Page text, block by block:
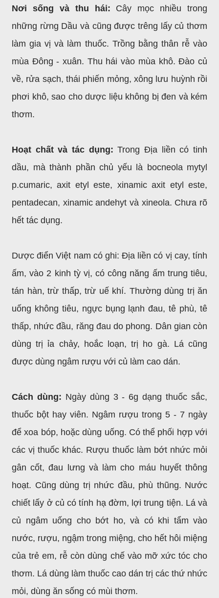
Nơi sống và thu hái: Cây mọc nhiều trong
những rừng Dầu và cũng được trêng lấy củ thơm
làm gia vị và làm thuốc. Trồng bằng thân rễ vào
mùa Đông - xuân. Thu hái vào mùa khô. Đào củ
về, rửa sạch, thái phiến mỏng, xông lưu huỳnh rồi
phơi khô, sao cho dược liệu không bị đen và kém
thơm.
Hoạt chất và tác dụng: Trong Địa liền có tinh
dầu, mà thành phần chủ yếu là bocneola mytyl
p.cumaric, axit etyl este, xinamic axit etyl este,
pentadecan, xinamic andehyt và xineola. Chưa rõ
hết tác dụng.
Dược điển Việt nam có ghi: Địa liền có vị cay, tính
ấm, vào 2 kinh tỳ vị, có công năng ấm trung tiêu,
tán hàn, trừ thấp, trừ uế khí. Thường dùng trị ăn
uống không tiêu, ngực bụng lạnh đau, tê phù, tê
thấp, nhức đầu, răng đau do phong. Dân gian còn
dùng trị ỉa chảy, hoắc loạn, trị ho gà. Lá cũng
được dùng ngâm rượu với củ làm cao dán.
Cách dùng: Ngày dùng 3 - 6g dạng thuốc sắc,
thuốc bột hay viên. Ngâm rượu trong 5 - 7 ngày
để xoa bóp, hoặc dùng uống. Có thể phối hợp với
các vị thuốc khác. Rượu thuốc làm bớt nhức mỏi
gân cốt, đau lưng và làm cho máu huyết thông
hoạt. Cũng dùng trị nhức đầu, phù thũng. Nước
chiết lấy ở củ có tính hạ đờm, lợi trung tiện. Lá và
củ ngâm uống cho bớt ho, và có khi tẩm vào
nước, rượu, ngậm trong miệng, cho hết hôi miệng
của trẻ em, rễ còn dùng chế vào mỡ xức tóc cho
thơm. Lá dùng làm thuốc cao dán trị các thứ nhức
mỏi, dùng ăn sống có mùi thơm.